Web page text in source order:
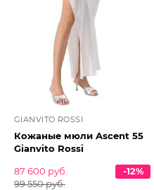
GIANVITO ROSSI
Кожаные мюли Ascent 55
Gianvito Rossi
87 600 руб.
99 550 руб.
-12%